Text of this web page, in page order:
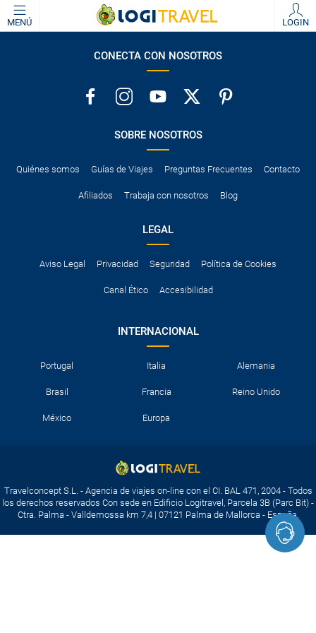
MENÚ LOGIN
CONECTA CON NOSOTROS
SOBRE NOSOTROS
Quiénes somos Guías de Viajes Preguntas Frecuentes Contacto
Afiliados Trabaja con nosotros Blog
LEGAL
Aviso Legal Privacidad Seguridad Política de Cookies
Canal Ético Accesibilidad
INTERNACIONAL
Portugal Italia Alemania
Brasil Francia Reino Unido
México Europa
Travelconcept S.L. - Agencia de viajes on-line con el CI. BAL 471, 2004 - Todos
los derechos reservados Con sede en Edificio Logitravel, Parcela 3B (Parc Bit) -
Ctra. Palma - Valldemossa km 7,4 | 07121 Palma de Mallorca - España.